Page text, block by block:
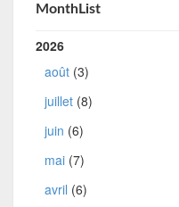
MonthList
2026
août (3)
juillet (8)
juin (6)
mai (7)
avril (6)